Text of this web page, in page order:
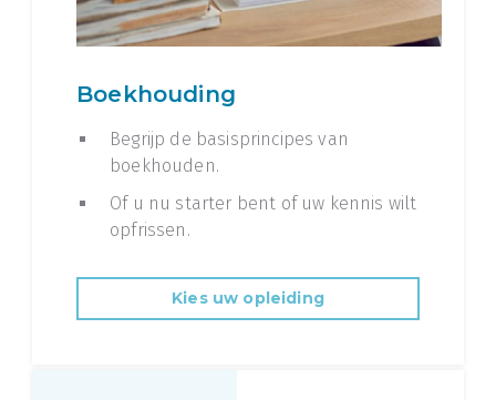
Boekhouding
Begrijp de basisprincipes van
boekhouden.
Of u nu starter bent of uw kennis wilt
opfrissen.
Kies uw opleiding